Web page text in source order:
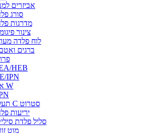
אביזרים
סורג
מדרגות
צינור
לוח פלדה
ברגים
HEB
IPN
אוגן W
תעלת C סטרוט
יריעות
סליל פלדת
מוט